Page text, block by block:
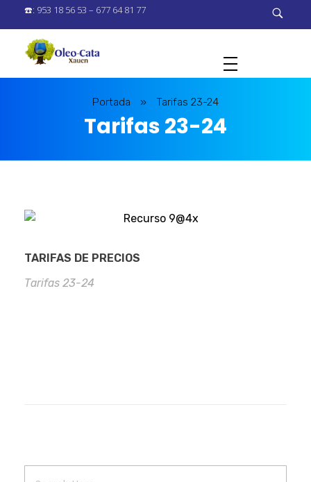
☎️: 953 18 56 53 – 677 64 81 77
O
LEO-CATA XAUEN
Portada » Tarifas 23-24
Tarifas 23-24
TARIFAS DE PRECIOS
Tarifas 23-24